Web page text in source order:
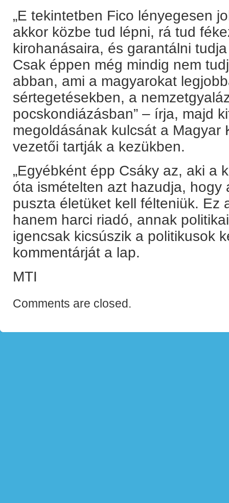
„E tekintetben Fico lényegesen
akkor közbe tud lépni, rá tud
kirohanásaira, és garantálni
Csak éppen még mindig nem
abban, ami a magyarokat
sértegetésekben, a
pocskondiázásban” – írja, majd
megoldásának kulcsát a Magyar
vezetői tartják a kezükben.
„Egyébként épp Csáky az, aki a
óta ismételten azt hazudja, hogy
puszta életüket kell félteniük. Ez
hanem harci riadó, annak
igencsak kicsúszik a politikusok
kommentárját a lap.
MTI
Comments are closed.